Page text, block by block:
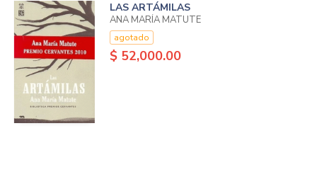
LAS ARTÁMILAS
ANA MARÍA MATUTE
agotado
$ 52,000.00